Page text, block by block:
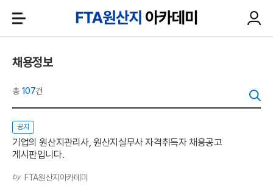
채용정보
총 107건
공지
기업의 원산지관리사, 원산지실무사 자격취득자 채용공고
게시판입니다.
by FTA원산지아카데미